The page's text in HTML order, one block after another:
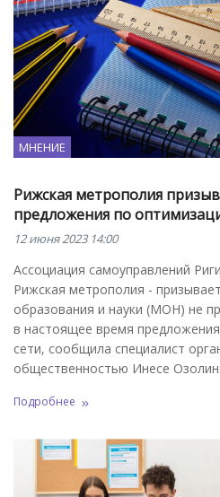
МНЕНИЕ
Рижская метрополия
предложения по
12 июня 2023 14:00
Ассоциация самоуправлений
Рижская метрополия -
образования и науки (МОН) не
в настоящее время
сети, сообщила специалист
общественностью Инесе
Подробнее